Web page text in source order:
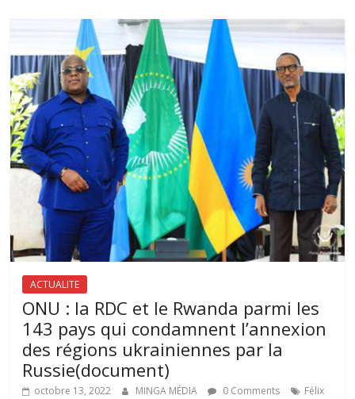
ACTUALITE
ONU : la RDC et le Rwanda parmi les
143 pays qui condamnent l’annexion
des régions ukrainiennes par la
Russie(document)
octobre 13, 2022 MINGA MÉDIA 0 Comments
Félix